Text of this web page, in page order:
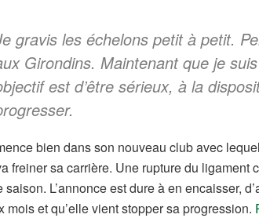
gravis les échelons petit à petit.
Girondins. Maintenant que je
est d’être sérieux, à la
bien dans son nouveau club avec
freiner sa carrière. Une rupture du
saison. L’annonce est dure à en encaisser,
mois et qu’elle vient stopper sa progression.